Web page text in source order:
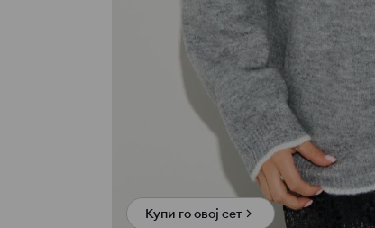
Купи го овој сет